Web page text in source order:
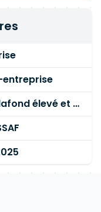
entreprise
Durée maximale en AE avec plafond élevé et versement libératoire